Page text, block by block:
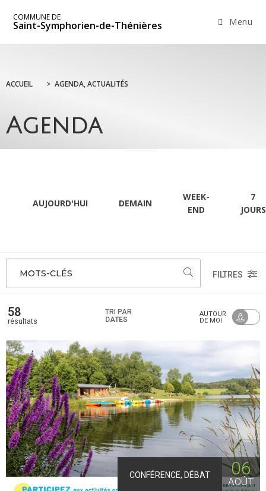
COMMUNE DE
Saint-Symphorien-de-Thénières Menu
ACCUEIL > AGENDA, ACTUALITÉS
Agenda
AUJOURD'HUI DEMAIN
WEEK-
END
7
JOURS
MOTS-CLÉS FILTRES
58
résultats
TRI PAR
DATES
AUTOUR
DE MOI
CONFÉRENCE, DÉBAT 06
AOÛT